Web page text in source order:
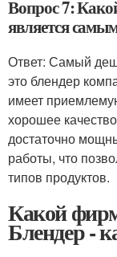
Вопрос 7:
является
Ответ: Самый
это блендер
имеет
хорошее
достаточно
работы, что
типов продуктов.
Какой
Блендер -